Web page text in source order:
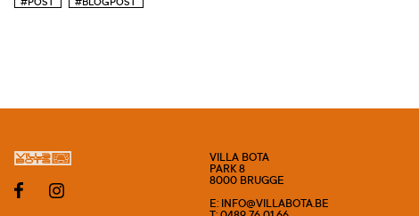
VILLA BOTA
PARK 8
8000 BRUGGE
E: INFO@VILLABOTA.BE